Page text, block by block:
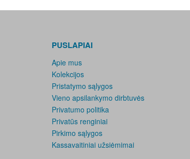
PUSLAPIAI
Apie mus
Kolekcijos
Pristatymo sąlygos
Vieno apsilankymo dirbtuvės
Privatumo politika
Privatūs renginiai
Pirkimo sąlygos
Kassavaitiniai užsiėmimai